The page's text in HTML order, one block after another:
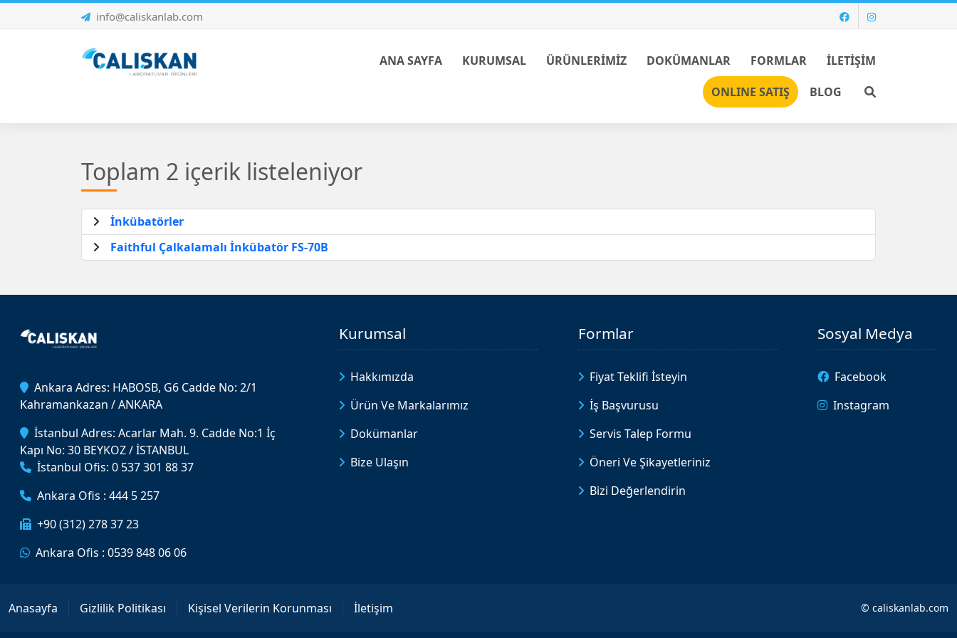
info@caliskanlab.com
ANA SAYFA KURUMSAL ÜRÜNLERİMİZ DOKÜMANLAR FORMLAR
İLETİŞİM
ONLINE SATIŞ
BLOG
Toplam 2 içerik listeleniyor
İnkübatörler
Faithful Çalkalamalı İnkübatör FS-70B
Ankara Adres: HABOSB, G6 Cadde No: 2/1
Kahramankazan / ANKARA
İstanbul Adres: Acarlar Mah. 9. Cadde No:1 İç
Kapı No: 30 BEYKOZ / İSTANBUL
İstanbul Ofis: 0 537 301 88 37
Ankara Ofis : 444 5 257
+90 (312) 278 37 23
Ankara Ofis : 0539 848 06 06
Kurumsal
Hakkımızda
Ürün Ve Markalarımız
Dokümanlar
Bize Ulaşın
Formlar
Fiyat Teklifi İsteyin
İş Başvurusu
Servis Talep Formu
Öneri Ve Şikayetleriniz
Bizi Değerlendirin
Sosyal Medya
Facebook
Instagram
Anasayfa Gizlilik Politikası Kişisel Verilerin Korunması İletişim © caliskanlab.com